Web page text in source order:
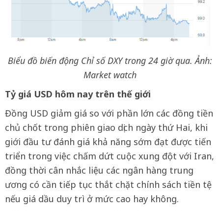
Biểu đồ biến động Chỉ số DXY trong 24 giờ qua. Ảnh:
Market watch
Tỷ giá USD hôm nay trên thế giới
Đồng USD giảm giá so với phần lớn các đồng tiền
chủ chốt trong phiên giao dịch ngày thứ Hai, khi
giới đầu tư đánh giá khả năng sớm đạt được tiến
triển trong việc chấm dứt cuộc xung đột với Iran,
đồng thời cân nhắc liệu các ngân hàng trung
ương có cần tiếp tục thắt chặt chính sách tiền tệ
nếu giá dầu duy trì ở mức cao hay không.